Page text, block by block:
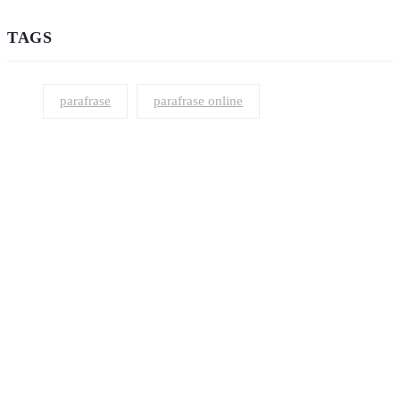
TAGS
parafrase parafrase online